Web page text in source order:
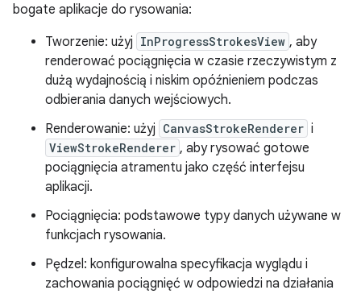
bogate aplikacje do rysowania:
Tworzenie: użyj InProgressStrokesView , aby
renderować pociągnięcia w czasie rzeczywistym z
dużą wydajnością i niskim opóźnieniem podczas
odbierania danych wejściowych.
Renderowanie: użyj CanvasStrokeRenderer i
ViewStrokeRenderer , aby rysować gotowe
pociągnięcia atramentu jako część interfejsu
aplikacji.
Pociągnięcia: podstawowe typy danych używane w
funkcjach rysowania.
Pędzel: konfigurowalna specyfikacja wyglądu i
zachowania pociągnięć w odpowiedzi na działania